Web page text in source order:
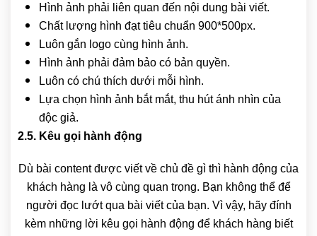
Hình ảnh phải liên quan đến nội dung bài viết.
Chất lượng hình đạt tiêu chuẩn 900*500px.
Luôn gắn logo cùng hình ảnh.
Hình ảnh phải đảm bảo có bản quyền.
Luôn có chú thích dưới mỗi hình.
Lựa chọn hình ảnh bắt mắt, thu hút ánh nhìn của
độc giả.
2.5. Kêu gọi hành động
Dù bài content được viết về chủ đề gì thì hành động của
khách hàng là vô cùng quan trọng. Bạn không thể để
người đọc lướt qua bài viết của bạn. Vì vậy, hãy đính
kèm những lời kêu gọi hành động để khách hàng biết